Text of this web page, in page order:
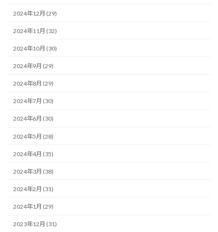
2024年12月 (29)
2024年11月 (32)
2024年10月 (30)
2024年9月 (29)
2024年8月 (29)
2024年7月 (30)
2024年6月 (30)
2024年5月 (28)
2024年4月 (35)
2024年3月 (38)
2024年2月 (31)
2024年1月 (29)
2023年12月 (31)